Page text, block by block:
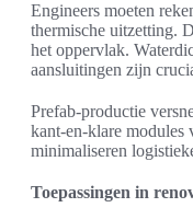
Engineers moeten
thermische uitzetting.
het oppervlak.
aansluitingen zijn
Prefab-productie
kant-en-klare modules
minimaliseren
Toepassingen in